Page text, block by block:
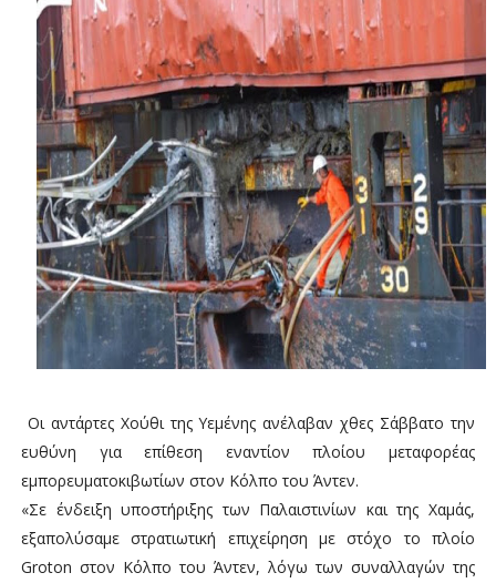
Οι αντάρτες Χούθι της Υεμένης ανέλαβαν χθες Σάββατο την
ευθύνη για επίθεση εναντίον πλοίου μεταφορέας
εμπορευματοκιβωτίων στον Κόλπο του Άντεν.
«Σε ένδειξη υποστήριξης των Παλαιστινίων και της Χαμάς,
εξαπολύσαμε στρατιωτική επιχείρηση με στόχο το πλοίο
Groton στον Κόλπο του Άντεν, λόγω των συναλλαγών της